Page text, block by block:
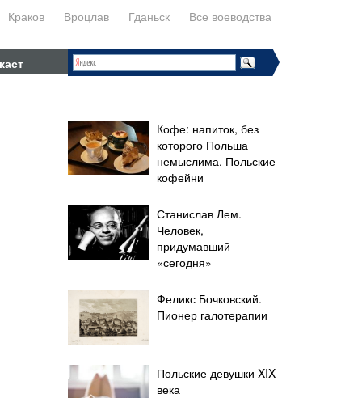
Краков Вроцлав Гданьск Все воеводства
Кофе: напиток, без
которого Польша
немыслима. Польские
кофейни
Станислав Лем.
Человек,
придумавший
«сегодня»
Феликс Бочковский.
Пионер галотерапии
Польские девушки XIX
века